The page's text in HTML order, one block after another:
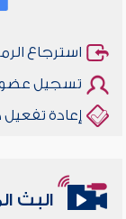
استرجاع
تسجيل
إعادة
البث